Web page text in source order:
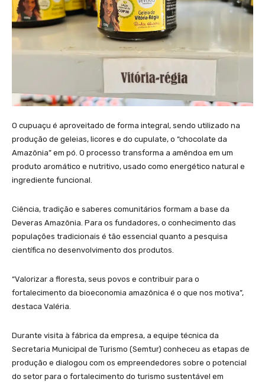
O cupuaçu é aproveitado de forma integral, sendo utilizado na
produção de geleias, licores e do cupulate, o “chocolate da
Amazônia” em pó. O processo transforma a amêndoa em um
produto aromático e nutritivo, usado como energético natural e
ingrediente funcional.
Ciência, tradição e saberes comunitários formam a base da
Deveras Amazônia. Para os fundadores, o conhecimento das
populações tradicionais é tão essencial quanto a pesquisa
científica no desenvolvimento dos produtos.
“Valorizar a floresta, seus povos e contribuir para o
fortalecimento da bioeconomia amazônica é o que nos motiva”,
destaca Valéria.
Durante visita à fábrica da empresa, a equipe técnica da
Secretaria Municipal de Turismo (Semtur) conheceu as etapas de
produção e dialogou com os empreendedores sobre o potencial
do setor para o fortalecimento do turismo sustentável em